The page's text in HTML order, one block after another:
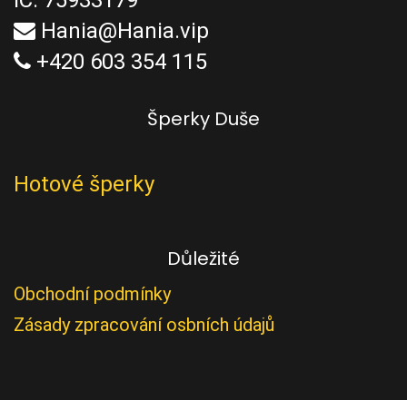
Hania@Hania.vip
+420 603 354 115
Šperky Duše
Hotové šperky
Důležité
Obchodní podmínky
Zásady zpracování osbních údajů